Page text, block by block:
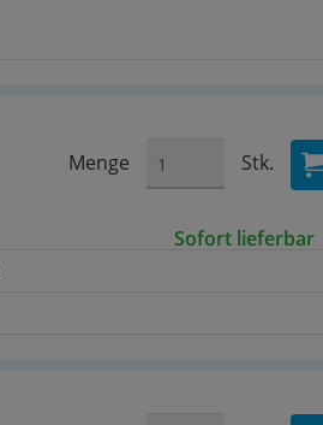
Menge Stk.
Sofort lieferbar